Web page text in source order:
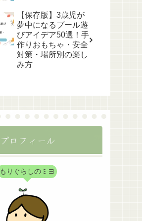
【保存版】3歳児が
夢中になるプール遊
びアイデア50選！手
作りおもちゃ・安全
対策・場所別の楽し
み方
プロフィール
もりぐらしのミヨ